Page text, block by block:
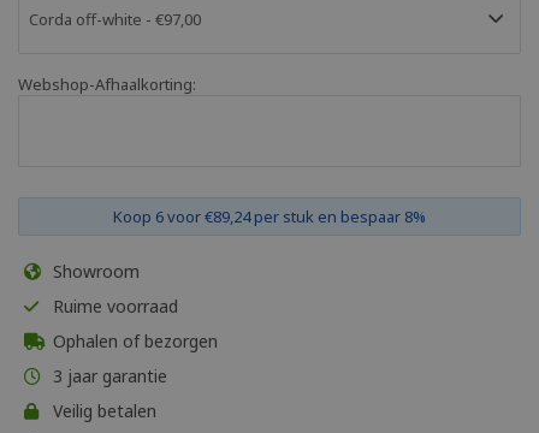
Webshop-Afhaalkorting:
Koop 6 voor €89,24 per stuk en bespaar 8%
Showroom
Ruime voorraad
Ophalen of bezorgen
3 jaar garantie
Veilig betalen